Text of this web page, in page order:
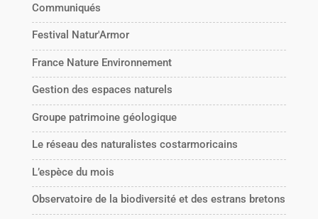
Communiqués
Festival Natur'Armor
France Nature Environnement
Gestion des espaces naturels
Groupe patrimoine géologique
Le réseau des naturalistes costarmoricains
L’espèce du mois
Observatoire de la biodiversité et des estrans bretons